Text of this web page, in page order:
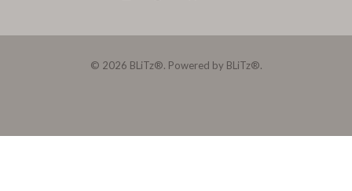
© 2026 BLiTz®. Powered by BLiTz®.